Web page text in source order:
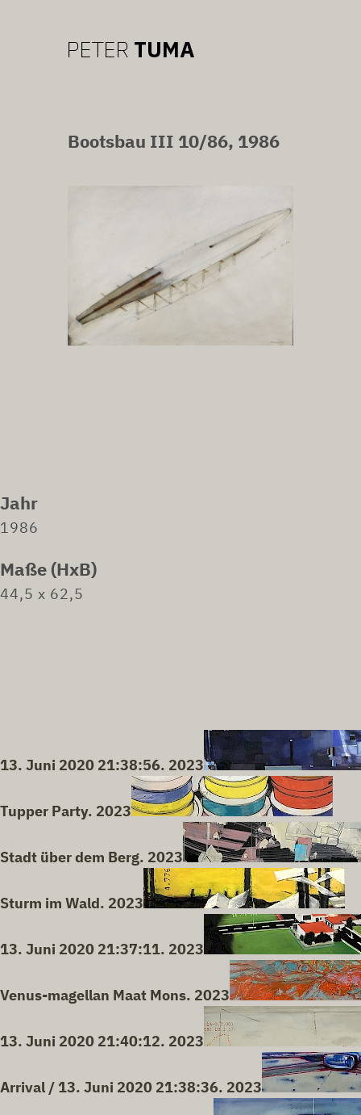
Bootsbau III 10/86, 1986
Jahr
1986
Maße (HxB)
44,5 x 62,5
13. Juni 2020 21:38:56. 2023
Tupper Party. 2023
Stadt über dem Berg. 2023
Sturm im Wald. 2023
13. Juni 2020 21:37:11. 2023
Venus-magellan Maat Mons. 2023
13. Juni 2020 21:40:12. 2023
Arrival / 13. Juni 2020 21:38:36. 2023